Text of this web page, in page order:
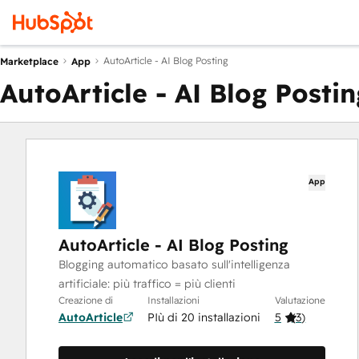
Marketplace App AutoArticle - AI Blog Posting
AutoArticle - AI Blog
App
AutoArticle - AI Blog Posting
Blogging automatico basato sull'intelligenza
artificiale: più traffico = più clienti
Creazione di
AutoArticle
Installazioni
PIù di 20 installazioni
Valutazione
5 (3)